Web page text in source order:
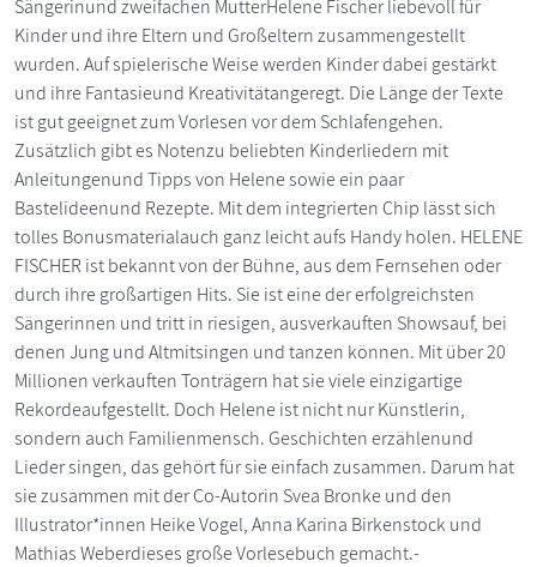
Sängerinund zweifachen MutterHelene Fischer liebevoll für
Kinder und ihre Eltern und Großeltern zusammengestellt
wurden. Auf spielerische Weise werden Kinder dabei gestärkt
und ihre Fantasieund Kreativitätangeregt. Die Länge der Texte
ist gut geeignet zum Vorlesen vor dem Schlafengehen.
Zusätzlich gibt es Notenzu beliebten Kinderliedern mit
Anleitungenund Tipps von Helene sowie ein paar
Bastelideenund Rezepte. Mit dem integrierten Chip lässt sich
tolles Bonusmaterialauch ganz leicht aufs Handy holen. HELENE
FISCHER ist bekannt von der Bühne, aus dem Fernsehen oder
durch ihre großartigen Hits. Sie ist eine der erfolgreichsten
Sängerinnen und tritt in riesigen, ausverkauften Showsauf, bei
denen Jung und Altmitsingen und tanzen können. Mit über 20
Millionen verkauften Tonträgern hat sie viele einzigartige
Rekordeaufgestellt. Doch Helene ist nicht nur Künstlerin,
sondern auch Familienmensch. Geschichten erzählenund
Lieder singen, das gehört für sie einfach zusammen. Darum hat
sie zusammen mit der Co-Autorin Svea Bronke und den
Illustrator*innen Heike Vogel, Anna Karina Birkenstock und
Mathias Weberdieses große Vorlesebuch gemacht.-